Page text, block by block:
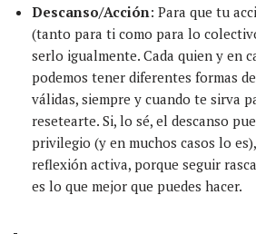
Descanso/Acción: Para que tu
(tanto para ti como para lo
serlo igualmente. Cada quien y en
podemos tener diferentes formas
válidas, siempre y cuando te sirva
resetearte. Si, lo sé, el descanso
privilegio (y en muchos casos lo
reflexión activa, porque seguir
es lo que mejor que puedes hacer.